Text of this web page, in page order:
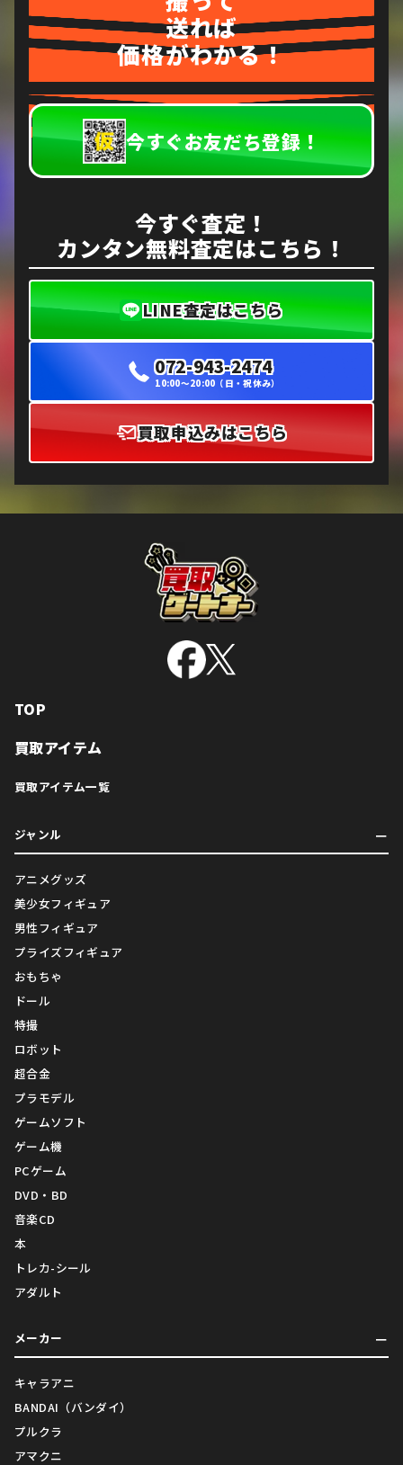
送れば
価格がわかる！
今すぐお友だち登録！
今すぐ査定！
カンタン無料査定はこちら！
LINE査定はこちら
072-943-2474
10:00〜20:00（日・祝休み）
買取申込みはこちら
TOP
買取アイテム
買取アイテム一覧
ジャンル
アニメグッズ
美少女フィギュア
男性フィギュア
プライズフィギュア
おもちゃ
ドール
特撮
ロボット
超合金
プラモデル
ゲームソフト
ゲーム機
PCゲーム
DVD・BD
音楽CD
本
トレカ-シール
アダルト
メーカー
キャラアニ
BANDAI（バンダイ）
プルクラ
アマクニ